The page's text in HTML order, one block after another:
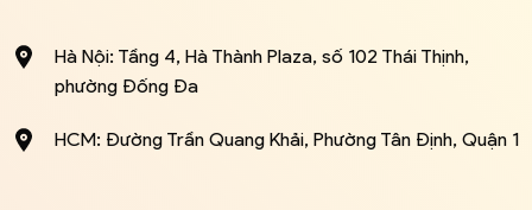
Hà Nội: Tầng 4, Hà Thành Plaza, số 102 Thái Thịnh,
phường Đống Đa
HCM: Đường Trần Quang Khải, Phường Tân Định, Quận 1